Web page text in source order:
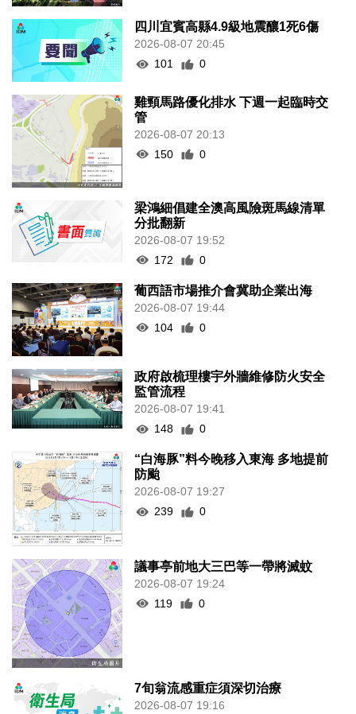
四川宜賓高縣4.9級地震釀1死6傷
2026-08-07 20:45
101
0
雞頸馬路優化排水 下週一起臨時交
管
2026-08-07 20:13
150
0
梁鴻細倡建全澳高風險斑馬線清單
分批翻新
2026-08-07 19:52
172
0
葡西語市場推介會冀助企業出海
2026-08-07 19:44
104
0
政府啟梳理樓宇外牆維修防火安全
監管流程
2026-08-07 19:41
148
0
“白海豚”料今晚移入東海 多地提前
防颱
2026-08-07 19:27
239
0
議事亭前地大三巴等一帶將滅蚊
2026-08-07 19:24
119
0
7旬翁流感重症須深切治療
2026-08-07 19:16